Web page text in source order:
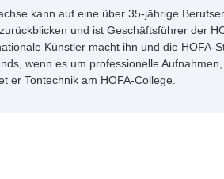
kann auf eine über 35-jährige
und ist Geschäftsführer der
Künstler macht ihn und die HOFA-
wenn es um professionelle
er Tontechnik am HOFA-College.